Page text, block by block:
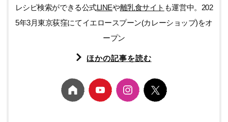
レシピ検索ができる公式LINEや離乳食サイト も運営中。202
5年3月東京荻窪にてイエロースプーン(カレーショップ)をオ
ープン
ほかの記事を読む